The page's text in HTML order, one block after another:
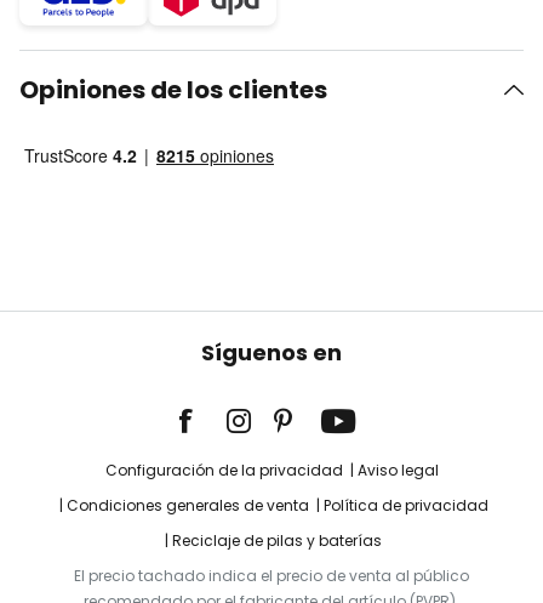
Opiniones de los clientes
Síguenos en
Configuración de la privacidad
Aviso legal
Condiciones generales de venta
Política de privacidad
Reciclaje de pilas y baterías
El precio tachado indica el precio de venta al público